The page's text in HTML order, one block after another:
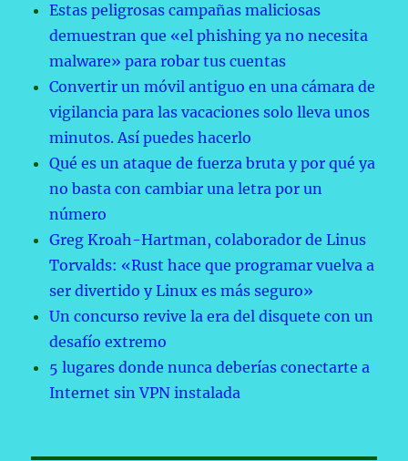
Estas peligrosas campañas maliciosas
demuestran que «el phishing ya no necesita
malware» para robar tus cuentas
Convertir un móvil antiguo en una cámara de
vigilancia para las vacaciones solo lleva unos
minutos. Así puedes hacerlo
Qué es un ataque de fuerza bruta y por qué ya
no basta con cambiar una letra por un
número
Greg Kroah-Hartman, colaborador de Linus
Torvalds: «Rust hace que programar vuelva a
ser divertido y Linux es más seguro»
Un concurso revive la era del disquete con un
desafío extremo
5 lugares donde nunca deberías conectarte a
Internet sin VPN instalada